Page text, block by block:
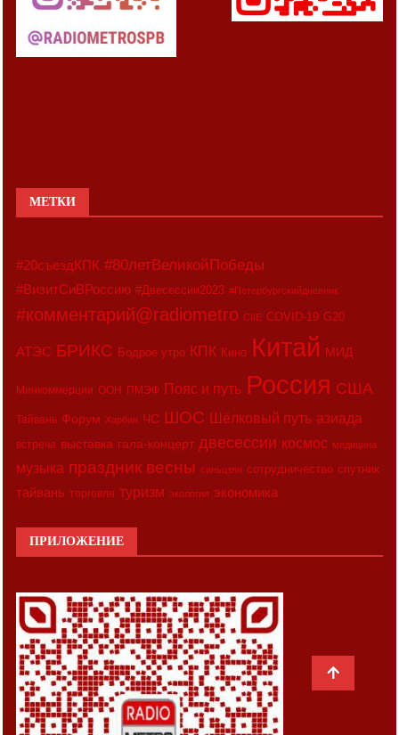
МЕТКИ
#20съездКПК #80летВеликойПобеды
#ВизитСиВРоссию #Двесессии2023 #Петербургскийдневник
#комментарий@radiometro CIIE COVID-19 G20
АТЭС БРИКС Бодрое утро КПК Кино Китай МИД
Минкоммерции ООН ПМЭФ Пояс и путь Россия США
Тайвань Форум Харбин ЧС ШОС Шёлковый путь азиада
встреча выставка гала-концерт двесессии космос медицина
музыка праздник весны синьцзян сотрудничество спутник
тайвань торговля туризм экология экономика
ПРИЛОЖЕНИЕ